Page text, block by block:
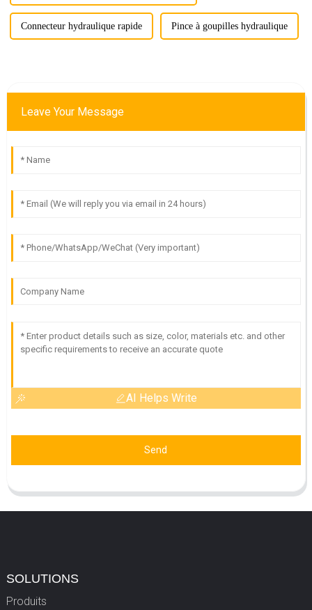
Connecteur hydraulique rapide Pince à goupilles hydraulique
Leave Your Message
AI Helps Write
Send
SOLUTIONS
Produits